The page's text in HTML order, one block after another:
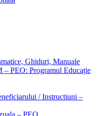
Ghiduri, Manuale
PEO: Programul Educație
/ Instructiuni –
– PEO